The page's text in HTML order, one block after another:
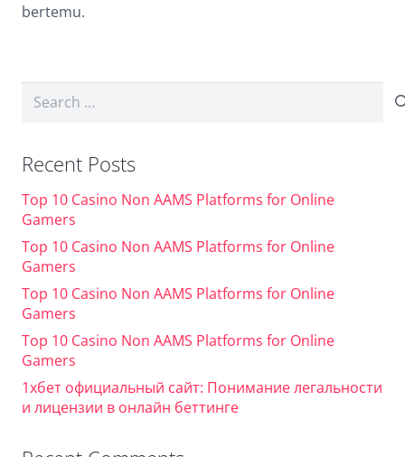
bertemu.
Search
Recent Posts
Top 10 Casino Non AAMS Platforms for Online
Gamers
Top 10 Casino Non AAMS Platforms for Online
Gamers
Top 10 Casino Non AAMS Platforms for Online
Gamers
Top 10 Casino Non AAMS Platforms for Online
Gamers
1хбет официальный сайт: Понимание легальности
и лицензии в онлайн беттинге